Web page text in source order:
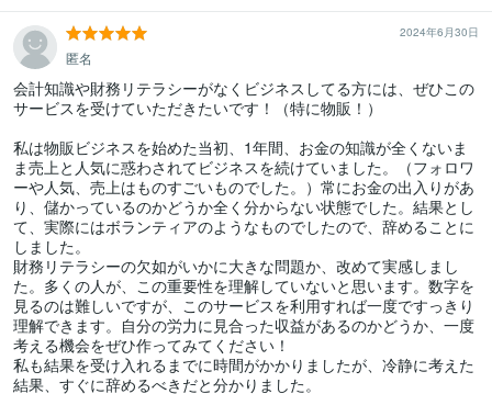
2024年6月30日
匿名
会計知識や財務リテラシーがなくビジネスしてる方には、ぜひこの
サービスを受けていただきたいです！（特に物販！）
私は物販ビジネスを始めた当初、1年間、お金の知識が全くないま
ま売上と人気に惑わされてビジネスを続けていました。（フォロワ
ーや人気、売上はものすごいものでした。）常にお金の出入りがあ
り、儲かっているのかどうか全く分からない状態でした。結果とし
て、実際にはボランティアのようなものでしたので、辞めることに
しました。
財務リテラシーの欠如がいかに大きな問題か、改めて実感しまし
た。多くの人が、この重要性を理解していないと思います。数字を
見るのは難しいですが、このサービスを利用すれば一度ですっきり
理解できます。自分の労力に見合った収益があるのかどうか、一度
考える機会をぜひ作ってみてください！
私も結果を受け入れるまでに時間がかかりましたが、冷静に考えた
結果、すぐに辞めるべきだと分かりました。